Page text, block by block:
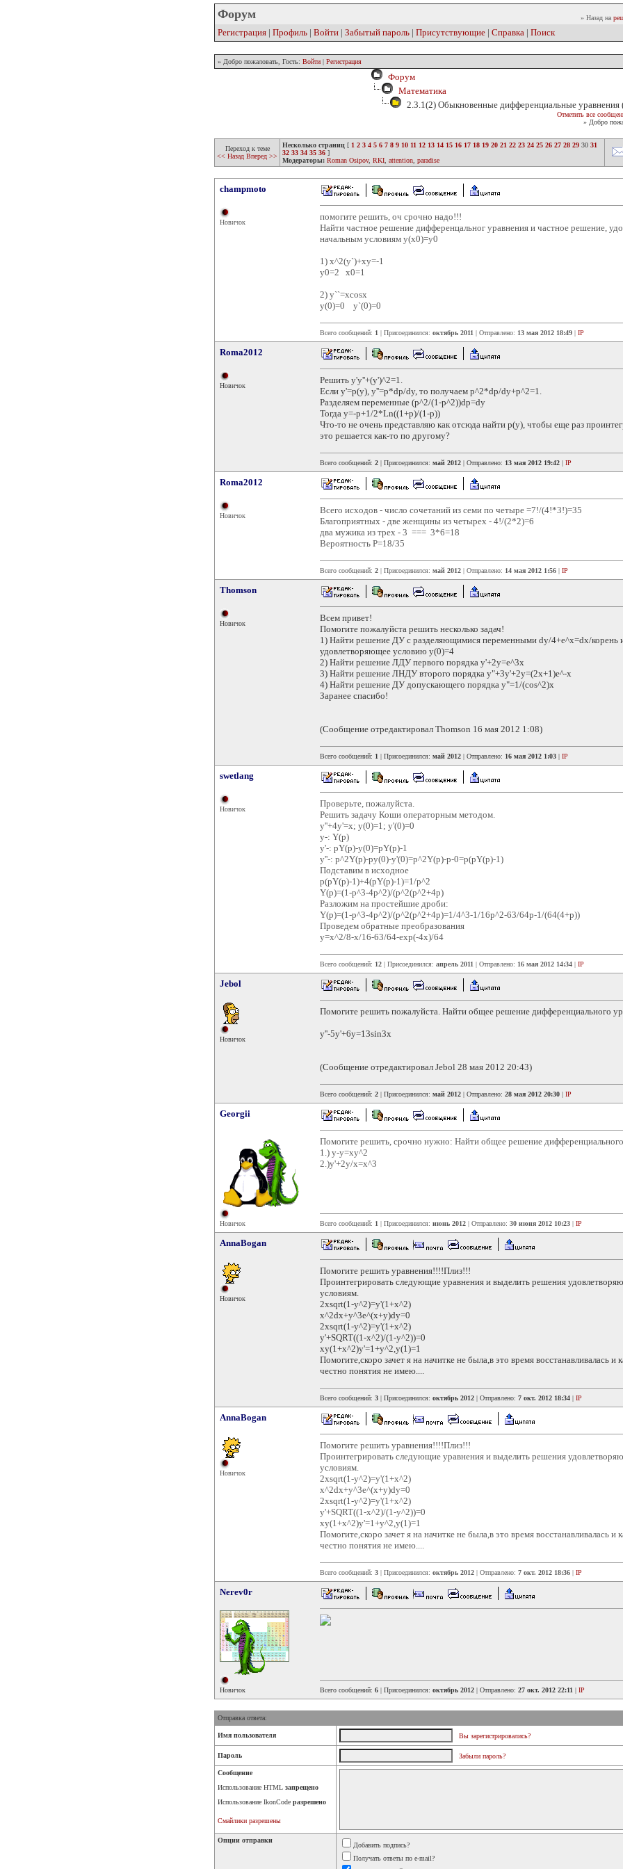
Форум » Назад на
Регистрация | Профиль | Войти | Забытый пароль | Присутствующие | Справка | Поиск
» Добро пожаловать, Гость: Войти | Регистрация
Форум
Математика
2.3.1(2) Обыкновенные дифференциальные
Отметить все
» Добро
Переход к теме
<< Назад Вперед >>
Несколько страниц [ 1 2 3 4 5 6 7 8 9 10 11 12 13 14 15 16 17 18 19 20 21 22 23 24 25 26 27 28 29 30 31
32 33 34 35 36 ]
Модераторы: Roman Osipov, RKI attention paradise
champmoto
Новичок
помогите решить, оч срочно надо!!!
Найти частное решение дифференцальног уравнения и частное решение,
начальным условиям y(x0)=y0
1) x^2(y`)+xy=-1
y0=2 x0=1
2) y``=xcosx
y(0)=0 y`(0)=0
Всего сообщений: 1 | Присоединился: октябрь 2011 | Отправлено: 13 мая 2012 18:49 | IP
Roma2012
Новичок
Решить y'y''+(y')^2=1.
Если y'=p(y), y''=p*dp/dy, то получаем p^2*dp/dy+p^2=1.
Разделяем переменные (p^2/(1-p^2))dp=dy
Тогда y=-p+1/2*Ln((1+p)/(1-p))
Что-то не очень представляю как отсюда найти p(y), чтобы еще раз
это решается как-то по другому?
Всего сообщений: 2 | Присоединился: май 2012 | Отправлено: 13 мая 2012 19:42 | IP
Roma2012
Новичок
Всего исходов - число сочетаний из семи по четыре =7!/(4!*3!)=35
Благоприятных - две женщины из четырех - 4!/(2*2)=6
два мужика из трех - 3 === 3*6=18
Вероятность Р=18/35
Всего сообщений: 2 | Присоединился: май 2012 | Отправлено: 14 мая 2012 1:56 | IP
Thomson
Новичок
Всем привет!
Помогите пожалуйста решить несколько задач!
1) Найти решение ДУ с разделяющимися переменными dy/4+e^x=dx/корень
удовлетворяющее условию y(0)=4
2) Найти решение ЛДУ первого порядка y'+2y=e^3x
3) Найти решение ЛНДУ второго порядка y"+3y'+2y=(2x+1)e^-x
4) Найти решение ДУ допускающего порядка y"=1/(cos^2)x
Заранее спасибо!
(Сообщение отредактировал Thomson 16 мая 2012 1:08)
Всего сообщений: 1 | Присоединился: май 2012 | Отправлено: 16 мая 2012 1:03 | IP
swetlang
Новичок
Проверьте, пожалуйста.
Решить задачу Коши операторным методом.
y''+4y'=x; y(0)=1; y'(0)=0
y-: Y(p)
y'-: pY(p)-y(0)=pY(p)-1
y''-: p^2Y(p)-py(0)-y'(0)=p^2Y(p)-p-0=p(pY(p)-1)
Подставим в исходное
p(pY(p)-1)+4(pY(p)-1)=1/p^2
Y(p)=(1-p^3-4p^2)/(p^2(p^2+4p)
Разложим на простейшие дроби:
Y(p)=(1-p^3-4p^2)/(p^2(p^2+4p)=1/4^3-1/16p^2-63/64p-1/(64(4+p))
Проведем обратные преобразования
y=x^2/8-x/16-63/64-exp(-4x)/64
Всего сообщений: 12 | Присоединился: апрель 2011 | Отправлено: 16 мая 2012 14:34 | IP
Jebol
Новичок
Помогите решить пожалуйста. Найти общее решение дифференциального
y''-5y'+6y=13sin3x
(Сообщение отредактировал Jebol 28 мая 2012 20:43)
Всего сообщений: 2 | Присоединился: май 2012 | Отправлено: 28 мая 2012 20:30 | IP
Georgii
Новичок
Помогите решить, срочно нужно: Найти общее решение
1.) y-y=xy^2
2.)y'+2y/x=x^3
Всего сообщений: 1 | Присоединился: июнь 2012 | Отправлено: 30 июня 2012 10:23 | IP
AnnaBogan
Новичок
Помогите решить уравнения!!!!Плиз!!!
Проинтегрировать следующие уравнения и выделить решения
условиям.
2xsqrt(1-y^2)=y'(1+x^2)
x^2dx+y^3e^(x+y)dy=0
2xsqrt(1-y^2)=y'(1+x^2)
y'+SQRT((1-x^2)/(1-y^2))=0
xy(1+x^2)y'=1+y^2,y(1)=1
Помогите,скоро зачет я на начитке не была,в это время восстанавливалась и
честно понятия не имею....
Всего сообщений: 3 | Присоединился: октябрь 2012 | Отправлено: 7 окт. 2012 18:34 | IP
AnnaBogan
Новичок
Помогите решить уравнения!!!!Плиз!!!
Проинтегрировать следующие уравнения и выделить решения
условиям.
2xsqrt(1-y^2)=y'(1+x^2)
x^2dx+y^3e^(x+y)dy=0
2xsqrt(1-y^2)=y'(1+x^2)
y'+SQRT((1-x^2)/(1-y^2))=0
xy(1+x^2)y'=1+y^2,y(1)=1
Помогите,скоро зачет я на начитке не была,в это время восстанавливалась и
честно понятия не имею....
Всего сообщений: 3 | Присоединился: октябрь 2012 | Отправлено: 7 окт. 2012 18:36 | IP
Nerev0r
Новичок Всего сообщений: 6 | Присоединился: октябрь 2012 | Отправлено: 27 окт. 2012 22:11 | IP
Отправка ответа:
Имя пользователя Вы зарегистрировались?
Пароль Забыли пароль?
Сообщение
Использование HTML запрещено
Использование IkonCode разрешено
Смайлики разрешены
Опции отправки
Добавить подпись?
Получать ответы по e-mail?